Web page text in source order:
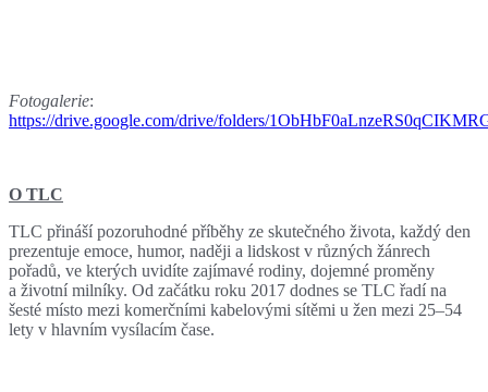
Fotogalerie:
https://drive.google.com/drive/folders/
O TLC
TLC přináší pozoruhodné příběhy ze skutečného života, každý den
prezentuje emoce, humor, naději a lidskost v různých žánrech
pořadů, ve kterých uvidíte zajímavé rodiny, dojemné proměny
a životní milníky. Od začátku roku 2017 dodnes se TLC řadí na
šesté místo mezi komerčními kabelovými sítěmi u žen mezi 25–54
lety v hlavním vysílacím čase.